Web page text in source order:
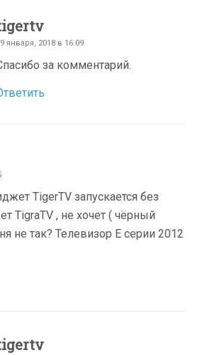
января, 2018 в 16:09
за комментарий.
TigerTV запускается без
TigraTV , не хочет ( чёрный
не так? Телевизор Е серии 2012